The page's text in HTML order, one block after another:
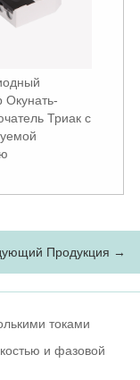
Окунать-
Триак с
Продукция →
токами
и фазовой